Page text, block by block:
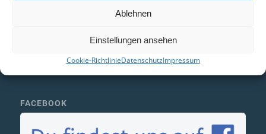
Ablehnen
Einstellungen ansehen
Cookie-RichtlinieDatenschutzImpressum
Interner Kundenbereich
FACEBOOK